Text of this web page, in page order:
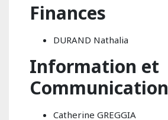
Finances
DURAND Nathalia
Information et
Communication
Catherine GREGGIA